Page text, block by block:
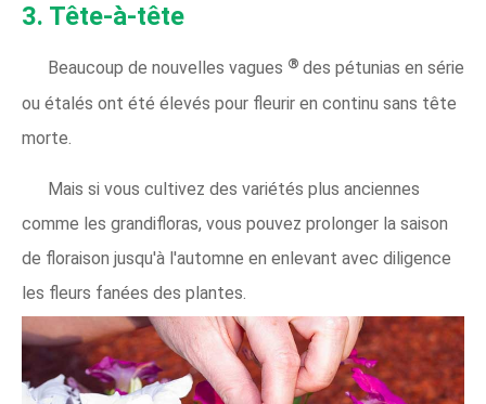
3. Tête-à-tête
Beaucoup de nouvelles vagues ® des pétunias en série
ou étalés ont été élevés pour fleurir en continu sans tête
morte.
Mais si vous cultivez des variétés plus anciennes
comme les grandifloras, vous pouvez prolonger la saison
de floraison jusqu'à l'automne en enlevant avec diligence
les fleurs fanées des plantes.